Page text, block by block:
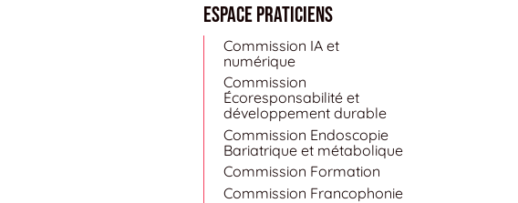
Espace Praticiens
Commission IA et
numérique
Commission
Écoresponsabilité et
développement durable
Commission Endoscopie
Bariatrique et métabolique
Commission Formation
Commission Francophonie